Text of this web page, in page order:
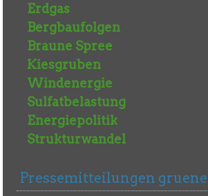
Erdgas
Bergbaufolgen
Braune Spree
Kiesgruben
Windenergie
Sulfatbelastung
Energiepolitik
Strukturwandel
Pressemitteilungen